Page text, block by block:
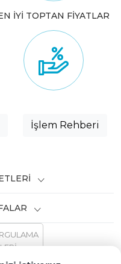
İYİ TOPTAN FİYATLAR
İşlem Rehberi